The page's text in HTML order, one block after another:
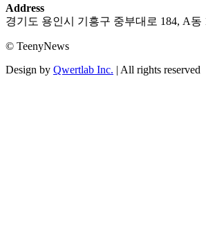
Address
경기도 용인시 기흥구 중부대로 184, A동
© TeenyNews
Design by Qwertlab Inc. | All rights reserved